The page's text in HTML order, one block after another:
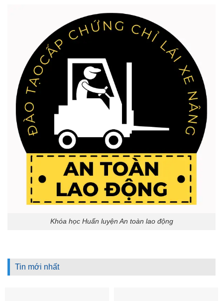
Khóa học Huấn luyện An toàn lao động
Tin mới nhất